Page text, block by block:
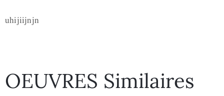
uhijiijnjn
OEUVRES Similaires